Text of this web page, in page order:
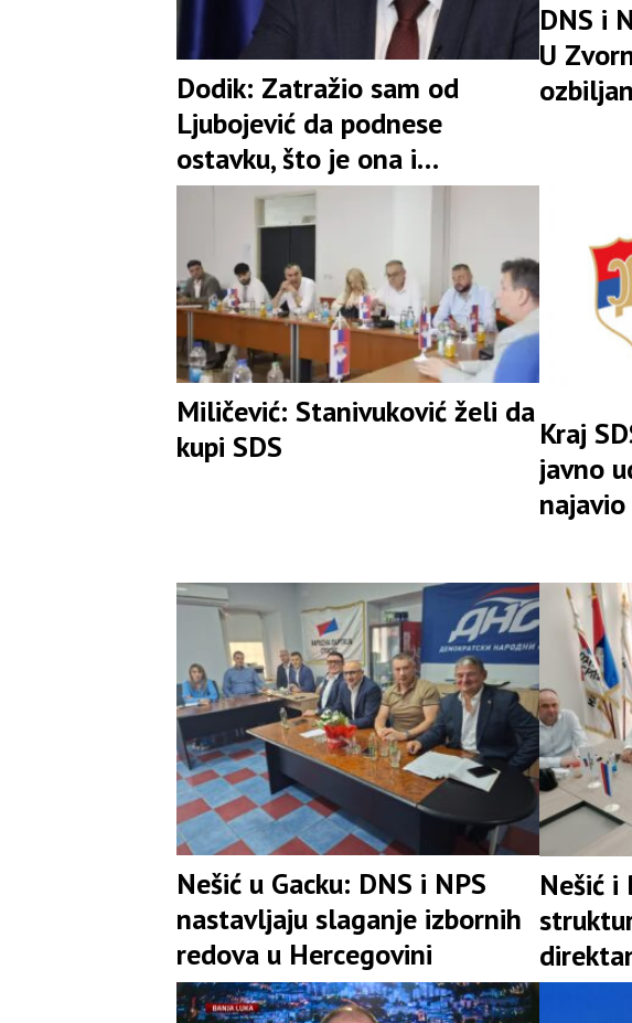
Dodik: Zatražio sam od
Ljubojević da podnese
ostavku, što je ona i
prihvatila
DNS i
U
Miličević: Stanivuković želi da
kupi SDS
Kraj
javno
Nešić u Gacku: DNS i NPS
nastavljaju slaganje izbornih
redova u Hercegovini
Nešić i